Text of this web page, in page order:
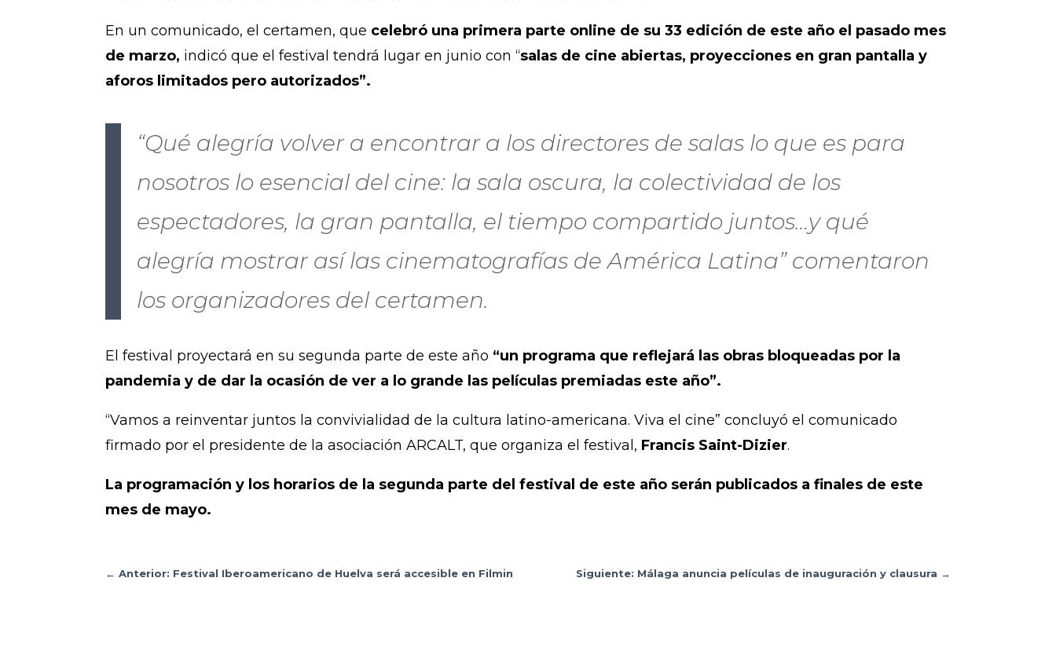
En un comunicado, el certamen, que celebró una primera parte online de su 33 edición de este año el pasado mes
de marzo, indicó que el festival tendrá lugar en junio con “salas de cine abiertas, proyecciones en gran pantalla y
aforos limitados pero autorizados”.
“Qué alegría volver a encontrar a los directores de salas lo que es para
nosotros lo esencial del cine: la sala oscura, la colectividad de los
espectadores, la gran pantalla, el tiempo compartido juntos…y qué
alegría mostrar así las cinematografías de América Latina” comentaron
los organizadores del certamen.
El festival proyectará en su segunda parte de este año “un programa que reflejará las obras bloqueadas por la
pandemia y de dar la ocasión de ver a lo grande las películas premiadas este año”.
“Vamos a reinventar juntos la convivialidad de la cultura latino-americana. Viva el cine” concluyó el comunicado
firmado por el presidente de la asociación ARCALT, que organiza el festival, Francis Saint-Dizier.
La programación y los horarios de la segunda parte del festival de este año serán publicados a finales de este
mes de mayo.
←Anterior: Festival Iberoamericano de Huelva será accesible en Filmin Siguiente: Málaga anuncia películas de inauguración y clausura →